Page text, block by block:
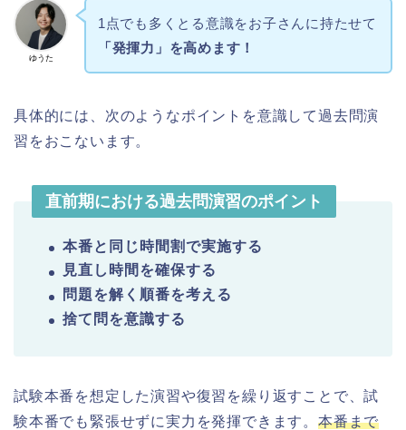
ゆうた
1点でも多くとる意識をお子さんに持たせて
「発揮力」を高めます！
具体的には、次のようなポイントを意識して過去問演
習をおこないます。
直前期における過去問演習のポイント
本番と同じ時間割で実施する
見直し時間を確保する
問題を解く順番を考える
捨て問を意識する
試験本番を想定した演習や復習を繰り返すことで、試
験本番でも緊張せずに実力を発揮できます。 本番まで